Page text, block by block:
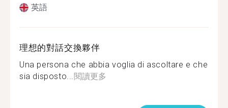
英語
理想的對話交換夥伴
Una persona che abbia voglia di ascoltare e che
sia disposto...閱讀更多